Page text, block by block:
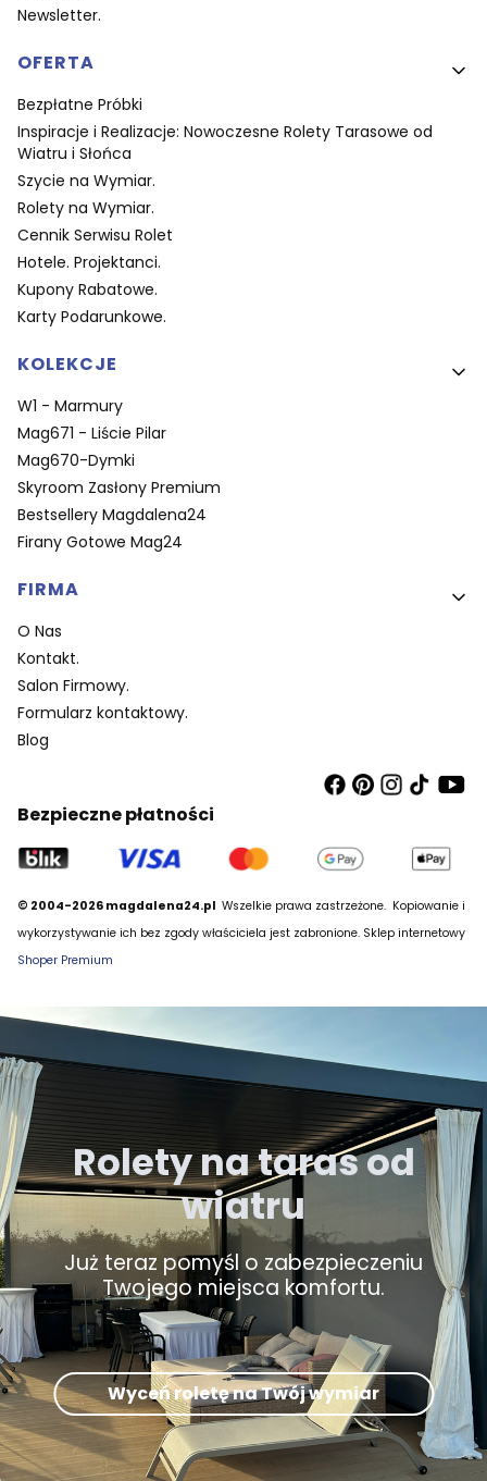
Newsletter.
OFERTA
Bezpłatne Próbki
Inspiracje i Realizacje: Nowoczesne Rolety Tarasowe od
Wiatru i Słońca
Szycie na Wymiar.
Rolety na Wymiar.
Cennik Serwisu Rolet
Hotele. Projektanci.
Kupony Rabatowe.
Karty Podarunkowe.
KOLEKCJE
W1 - Marmury
Mag671 - Liście Pilar
Mag670-Dymki
Skyroom Zasłony Premium
Bestsellery Magdalena24
Firany Gotowe Mag24
FIRMA
O Nas
Kontakt.
Salon Firmowy.
Formularz kontaktowy.
Blog
Bezpieczne płatności
© 2004-2026 magdalena24.pl Wszelkie prawa zastrzeżone. Kopiowanie i
wykorzystywanie ich bez zgody właściciela jest zabronione. Sklep internetowy
Shoper Premium
Rolety na taras od
wiatru
Już teraz pomyśl o zabezpieczeniu
Twojego miejsca komfortu.
Wyceń roletę na Twój wymiar